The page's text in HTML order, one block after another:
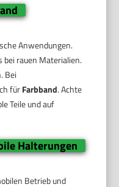
Anwendungen.
bei rauen Materialien.
Bei
fürFarbband. Achte
Teile und auf
Halterungen
Betrieb und